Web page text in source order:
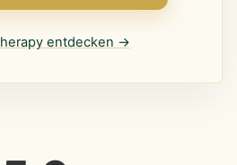
entdecken →